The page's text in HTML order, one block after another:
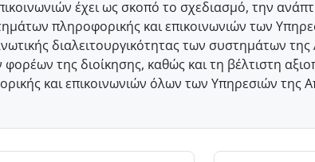
έχει ως σκοπό το σχεδιασμό, την
πληροφορικής και επικοινωνιών των
διαλειτουργικότητας των συστημάτων
φορέων της διοίκησης, καθώς και τη βέλτιστη
και επικοινωνιών όλων των Υπηρεσιών της